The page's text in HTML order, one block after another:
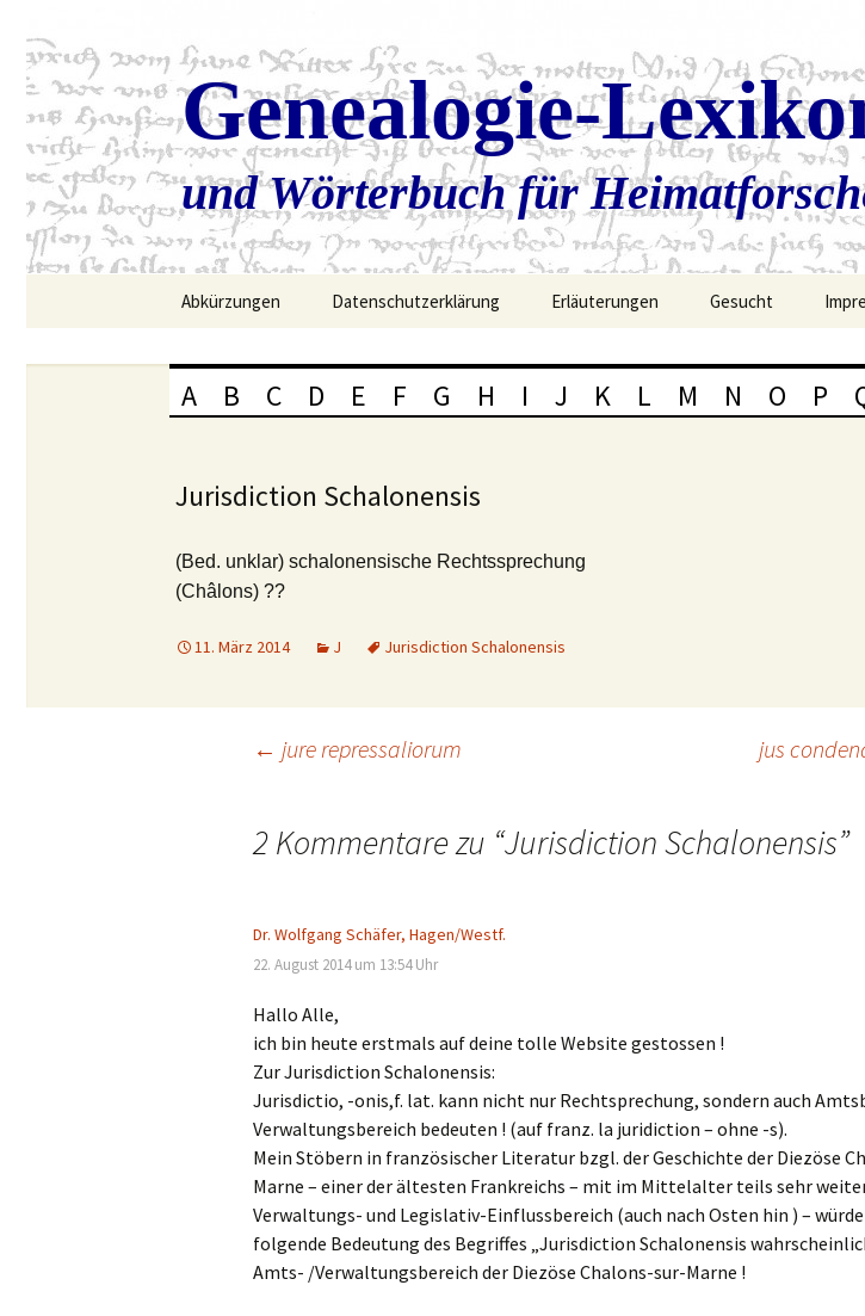
Genealogie-
und Wörterbuch für
Abkürzungen Datenschutzerklärung Erläuterungen Gesucht
A B C D E F G H I J K L M N O P
Jurisdiction Schalonensis
(Bed. unklar) schalonensische Rechtssprechung
(Châlons) ??
11. März 2014 J Jurisdiction Schalonensis
Beitrags-
Navigation
← jure repressaliorum jus
2 Kommentare zu “Jurisdiction Schalonensis”
Dr. Wolfgang Schäfer, Hagen/Westf.
22. August 2014 um 13:54 Uhr
Hallo Alle,
ich bin heute erstmals auf deine tolle Website gestossen !
Zur Jurisdiction Schalonensis:
Jurisdictio, -onis,f. lat. kann nicht nur Rechtsprechung, sondern auch
Verwaltungsbereich bedeuten ! (auf franz. la juridiction – ohne -s).
Mein Stöbern in französischer Literatur bzgl. der Geschichte der Diezöse
Marne – einer der ältesten Frankreichs – mit im Mittelalter teils sehr
Verwaltungs- und Legislativ-Einflussbereich (auch nach Osten hin ) –
folgende Bedeutung des Begriffes „Jurisdiction Schalonensis
Amts- /Verwaltungsbereich der Diezöse Chalons-sur-Marne !